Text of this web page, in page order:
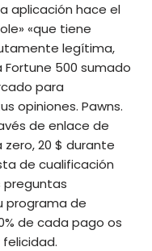
aplicación hace el
«que tiene
legítima,
500 sumado
para
opiniones. Pawns.
de enlace de
zero, 20 $ durante
de cualificación
preguntas
programa de
de cada pago os